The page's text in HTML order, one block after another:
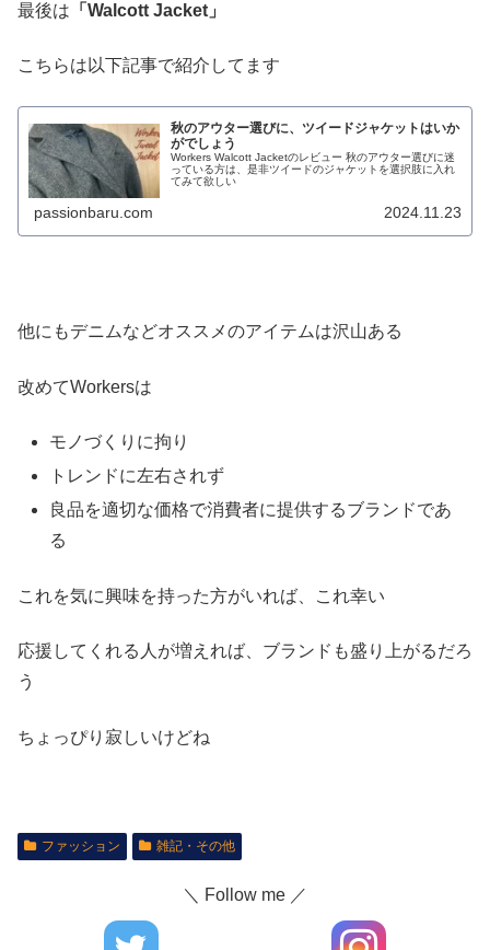
最後は 「Walcott Jacket」
こちらは以下記事で紹介してます
秋のアウター選びに、ツイードジャケットはいか
がでしょう
Workers Walcott Jacketのレビュー 秋のアウター選びに迷
っている方は、是非ツイードのジャケットを選択肢に入れ
てみて欲しい
passionbaru.com 2024.11.23
他にもデニムなどオススメのアイテムは沢山ある
改めてWorkersは
モノづくりに拘り
トレンドに左右されず
良品を適切な価格で消費者に提供するブランドであ
る
これを気に興味を持った方がいれば、これ幸い
応援してくれる人が増えれば、ブランドも盛り上がるだろ
う
ちょっぴり寂しいけどね
ファッション 雑記・その他
＼ Follow me ／